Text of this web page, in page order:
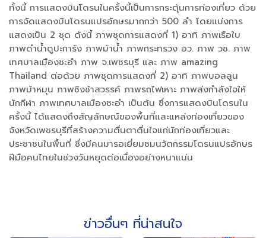
ทั้งนี้ การแสดงบินโดรนในครั้งนี้เป็นการกระตุ้นการท่องเที่ยว ด้วย
การจัดแสดงบินโดรนแปรอักษรมากกว่า 500 ลำ โดยแบ่งการ
แสดงเป็น 2 ชุด ดังนี้ ภาพชุดการแสดงที่ 1) อาทิ ภาพเรือใบ
ภาพดำน้ำดูปะการัง ภาพม้าน้ำ ภาพกระทรวง อว. ภาพ วช. ภาพ
เทศบาลเมืองชะอำ ภาพ จ.เพชรบุรี และ ภาพ amazing
Thailand ต่อด้วย ภาพชุดการแสดงที่ 2) อาทิ ภาพบอลลูน
ภาพม้าหมุน ภาพชิงช้าสวรรค์ ภาพรถไฟเหาะ ภาพส่งกำลังใจให้
นักกีฬา ภาพเทศบาลเมืองชะอำ เป็นต้น ซึ่งการแสดงบินโดรนใน
ครั้งนี้ ได้แสดงถึงสัญลักษณ์ของพื้นที่และแหล่งท่องเที่ยวของ
จังหวัดเพชรบุรีที่สร้างความตื่นตาตื่นใจแก่นักท่องเที่ยวและ
ประชาชนในพื้นที่ ซึ่งมีคนมารอเยี่ยมชมนวัตกรรมโดรนแปรอักษร
ฝีมือคนไทยในช่วงวันหยุดต่อเนื่องอย่างหนาแน่น
ข่าวอื่นๆ ที่น่าสนใจ